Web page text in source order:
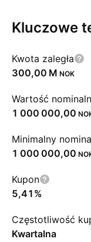
Kluczowe
Kwota zaległa
‪300,00 M‬ NOK
Wartość
1 000 000,00
Minimalny
1 000 000,00
Kupon
5,41%
Częstotliwość
Kwartalna